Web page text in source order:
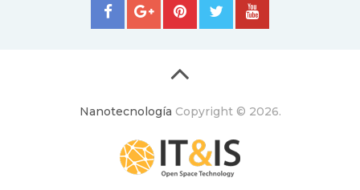
Nanotecnología Copyright © 2026.